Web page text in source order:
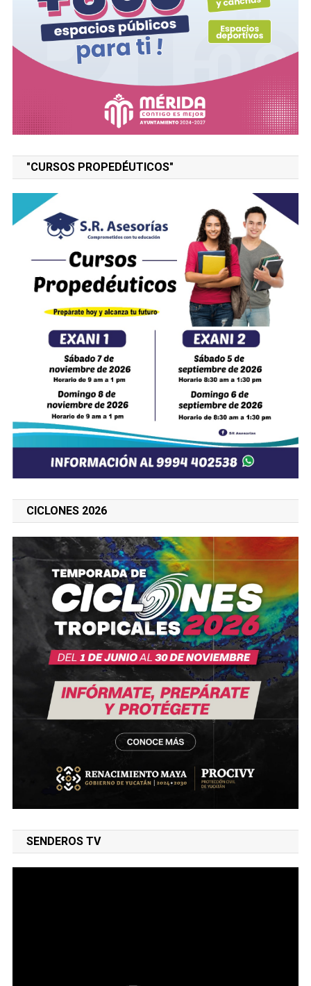
"CURSOS PROPEDÉUTICOS"
CICLONES 2026
SENDEROS TV